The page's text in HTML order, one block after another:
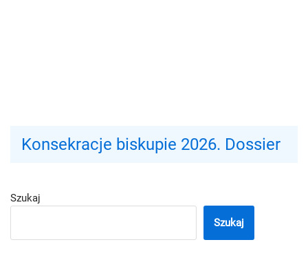
Konsekracje biskupie 2026. Dossier
Szukaj
Szukaj